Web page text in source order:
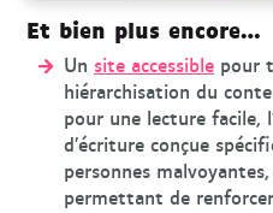
Et bien plus encore…
Un site accessiblepour
hiérarchisation du
pour une lecture facile,
d’écriture conçue
personnes
permettant de